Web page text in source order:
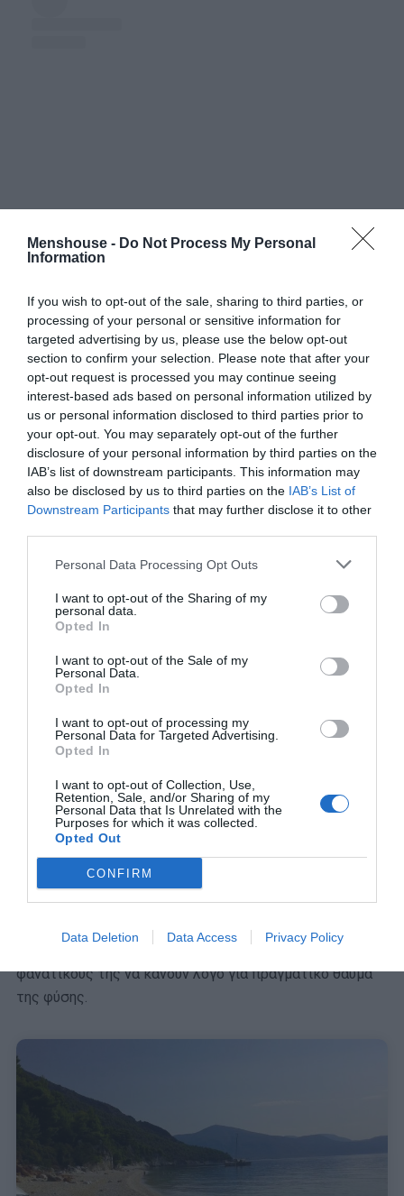
Menshouse - Do Not Process My Personal
Information
If you wish to opt-out of the sale, sharing to third parties, or
processing of your personal or sensitive information for
targeted advertising by us, please use the below opt-out
section to confirm your selection. Please note that after your
opt-out request is processed you may continue seeing
interest-based ads based on personal information utilized by
us or personal information disclosed to third parties prior to
your opt-out. You may separately opt-out of the further
disclosure of your personal information by third parties on the
IAB’s list of downstream participants. This information may
also be disclosed by us to third parties on the IAB’s List of
Downstream Participants that may further disclose it to other
Personal Data Processing Opt Outs
I want to opt-out of the Sharing of my
personal data.
Opted In
I want to opt-out of the Sale of my
Personal Data.
Opted In
I want to opt-out of processing my
Personal Data for Targeted Advertising.
Opted In
I want to opt-out of Collection, Use,
Retention, Sale, and/or Sharing of my
Personal Data that Is Unrelated with the
Purposes for which it was collected.
Opted Out
CONFIRM
Data Deletion Data Access Privacy Policy
Δείτε αυτή τη δημοσίευση στο Instagram.
PDT
Ο λόγος, βέβαια, που «βουλιάζει» από φυσιολάτρεις
πως οι περισσότερες εξ’ αυτών είναι προσβάσιμες μόνο
από τη θάλασσα, λέει πολλά. Σωστά;
Πού να κολυμπήσεις
γυρίσουν τις θεσπέσιες παραλίες του με βάρκα.
Γλιτώνουν πολύ περπάτημα σε απότομους δρόμους και
ακόμα περισσότερη ταλαιπωρία με όχημα στεριάς.
Αγαπημένη επιλογή των πολλών είναι η παραλία
που βρίσκεται κοντά στο λιμάνι του Καλάμου. Βρίσκεται
45 περίπου λεπτά με τα πόδια από το χωριό, δεν είναι
οργανωμένη και χαρίζει καταπράσινη θέα, με τους
φανατικούς της να κάνουν λόγο για πραγματικό θαύμα
της φύσης.